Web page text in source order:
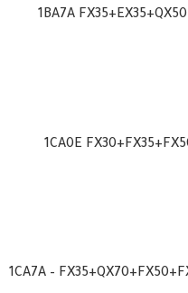
1BA7A
1CA0E
1CA7A –